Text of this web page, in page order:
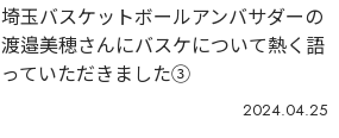
埼玉バスケットボールアンバサダーの
渡邉美穂さんにバスケについて熱く語
っていただきました③
2024.04.25